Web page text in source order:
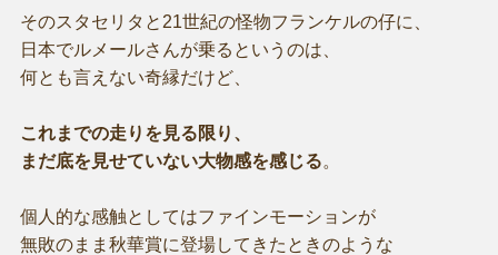
そのスタセリタと21世紀の怪物フランケルの仔に、
日本でルメールさんが乗るというのは、
何とも言えない奇縁だけど、
これまでの走りを見る限り、
まだ底を見せていない大物感を感じる。
個人的な感触としてはファインモーションが
無敗のまま秋華賞に登場してきたときのような